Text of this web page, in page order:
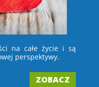
na całe życie i są
perspektywy.
ZOBACZ